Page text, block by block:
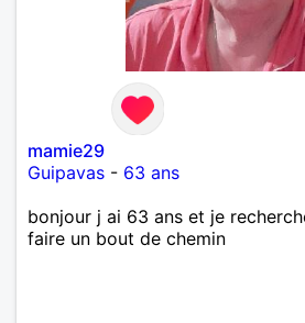
mamie29
Guipavas - 63 ans
bonjour j ai 63 ans et je
faire un bout de chemin